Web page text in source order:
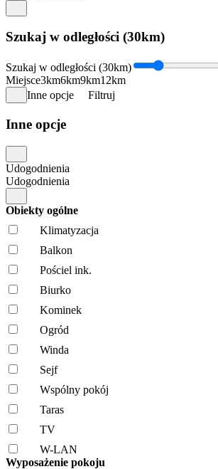
Szukaj w odległości (30km)
Szukaj w odległości (30km)
Miejsce3km6km9km12km
Inne opcje
Filtruj
Inne opcje
Udogodnienia
Udogodnienia
Obiekty ogólne
Klimatyzacja
Balkon
Pościel ink.
Biurko
Kominek
Ogród
Winda
Sejf
Wspólny pokój
Taras
TV
W-LAN
Wyposażenie pokoju